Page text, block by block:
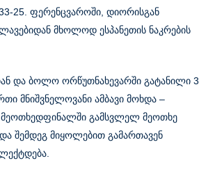
25. ფერენცვაროში, დიორისგან
მხოლოდ ესპანეთის ნაკრების
და ბოლო ორწუთნახევარში გატანილი 3
მნიშვნელოვანი ამბავი მოხდა –
მეოთხედფინალში გამსვლელ მეოთხე
შემდეგ მიყოლებით გამართავენ